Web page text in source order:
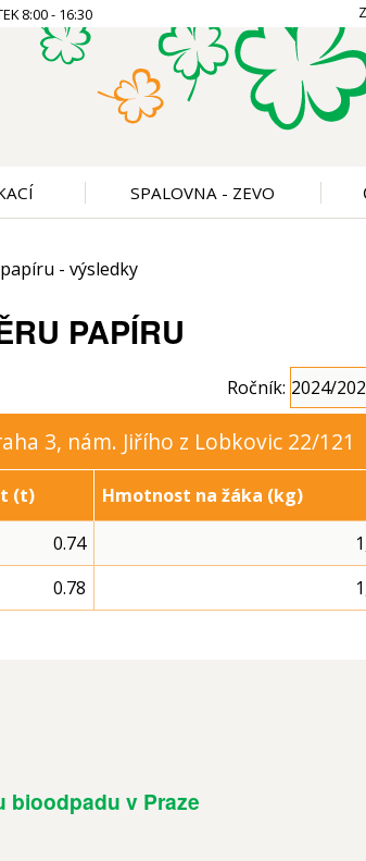
8:00 - 16:30
SPALOVNA - ZEVO
- výsledky
PAPÍRU
Ročník:
3, nám. Jiřího z Lobkovic 22/121
(t)
Hmotnost na žáka (kg)
0.74
0.78
bioodpadu v Praze